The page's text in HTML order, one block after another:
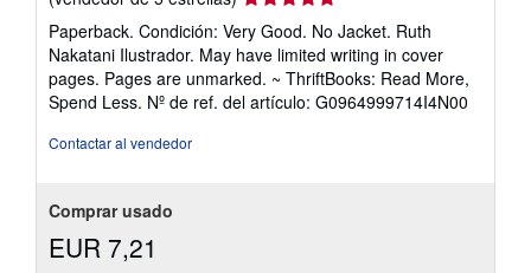
del
vendedor:
5
de
5
Paperback. Condición: Very Good. No Jacket. Ruth
Nakatani Ilustrador. May have limited writing in cover
pages. Pages are unmarked. ~ ThriftBooks: Read More,
Spend Less. Nº de ref. del artículo: G0964999714I4N00
Contactar al vendedor
Comprar usado
EUR 7,21